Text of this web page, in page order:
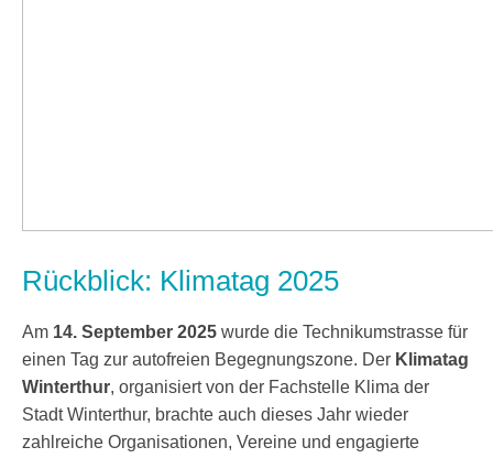
Rückblick: Klimatag 2025
Am 14. September 2025 wurde die Technikumstrasse für
einen Tag zur autofreien Begegnungszone. Der Klimatag
Winterthur, organisiert von der Fachstelle Klima der
Stadt Winterthur, brachte auch dieses Jahr wieder
zahlreiche Organisationen, Vereine und engagierte